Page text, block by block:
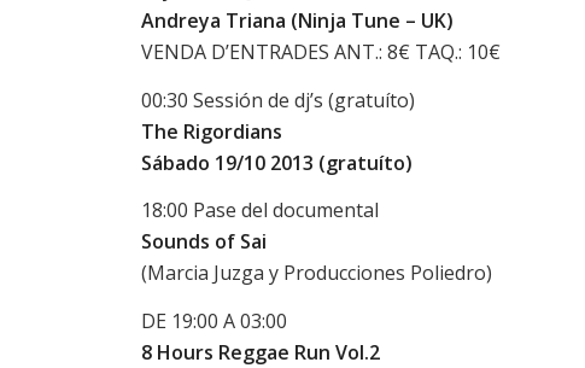
Andreya Triana (Ninja Tune – UK)
VENDA D’ENTRADES ANT.: 8€ TAQ.: 10€
00:30 Sessión de dj’s (gratuíto)
The Rigordians
Sábado 19/10 2013 (gratuíto)
18:00 Pase del documental
Sounds of Sai
(Marcia Juzga y Producciones Poliedro)
DE 19:00 A 03:00
8 Hours Reggae Run Vol.2